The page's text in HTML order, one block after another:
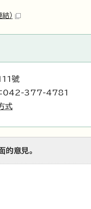
結）
號
042-377-4781
式
的意見。